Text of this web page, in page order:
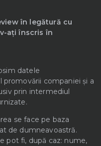
în legătură cu
ați înscris în
datele
promovării companiei și a
prin intermediul
se face pe baza
de dumneavoastră.
pot fi, după caz: nume,